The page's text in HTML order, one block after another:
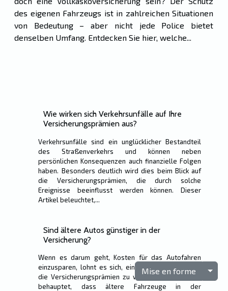
des eigenen Fahrzeugs ist in zahlreichen Situationen
von Bedeutung – aber nicht jede Police bietet
denselben Umfang. Entdecken Sie hier, welche...
Wie wirken sich Verkehrsunfälle auf Ihre
Versicherungsprämien aus?
Verkehrsunfälle sind ein unglücklicher Bestandteil
des Straßenverkehrs und können neben
persönlichen Konsequenzen auch finanzielle Folgen
haben. Besonders deutlich wird dies beim Blick auf
die Versicherungsprämien, die durch solche
Ereignisse beeinflusst werden können. Dieser
Artikel beleuchtet,...
Sind ältere Autos günstiger in der
Versicherung?
Wenn es darum geht, Kosten für das Autofahren
einzusparen, lohnt es sich, einen genauen Blick auf
die Versicherungsprämien zu werfen. Oftmals wird
behauptet, dass ältere Fahrzeuge in der
Mise en forme